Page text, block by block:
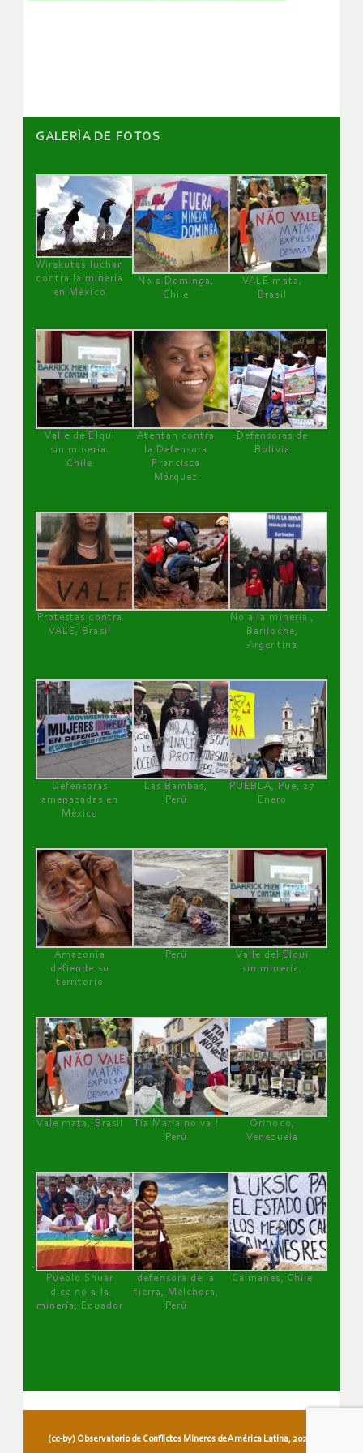
GALERÌA DE FOTOS
Wirakutas luchan
contra la minería
en México
No a Dominga,
Chile
VALE mata,
Brasil
Valle de Elqui
sin minería.
Chile
Atentan contra
la Defensora
Francisca
Márquez
Defensoras de
Bolivia
Protestas contra
VALE, Brasil
No a la minería ,
Bariloche,
Argentina
Defensoras
amenazadas en
México
Las Bambas,
Perú
PUEBLA, Pue, 27
Enero
Amazonía
defiende su
territorio
Perú
Valle del Elqui
sin minería.
Vale mata, Brasil
Tía María no va !
Perú
Orinoco,
Venezuela
Pueblo Shuar
dice no a la
minería, Ecuador
defensora de la
tierra, Melchora,
Perú
Caimanes, Chile
(cc-by) Observatorio de Conflictos Mineros de América Latina, 2026